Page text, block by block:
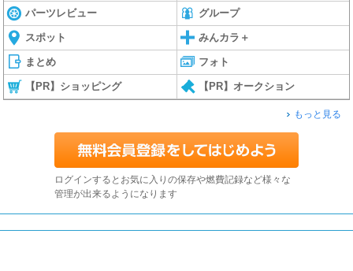
パーツレビュー グループ
スポット みんカラ＋
まとめ フォト
【PR】ショッピング 【PR】オークション
もっと見る
ログインするとお気に入りの保存や燃費記録など様々な
管理が出来るようになります